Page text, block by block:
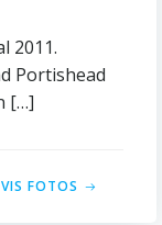
2011.
Portishead
[…]
VIS FOTOS